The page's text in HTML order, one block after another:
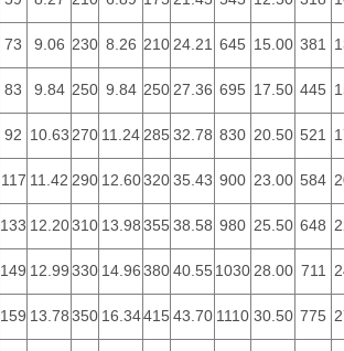
73 9.06 230 8.26 210 24.21 645 15.00 381
83 9.84 250 9.84 250 27.36 695 17.50 445
92 10.63 270 11.24 285 32.78 830 20.50 521
117 11.42 290 12.60320 35.43 900 23.00 584
133 12.20310 13.98 355 38.58 980 25.50 648
149 12.99 330 14.96 380 40.55 1030 28.00 711
159 13.78 350 16.34415 43.70 1110 30.50 775